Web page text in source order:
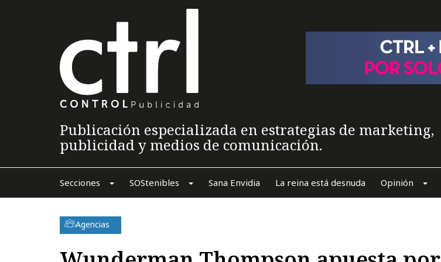
Publicación especializada en estrategias de marketing,
publicidad y medios de comunicación.
Secciones SOStenibles Sana Envidia La reina está desnuda Opinión
Agencias